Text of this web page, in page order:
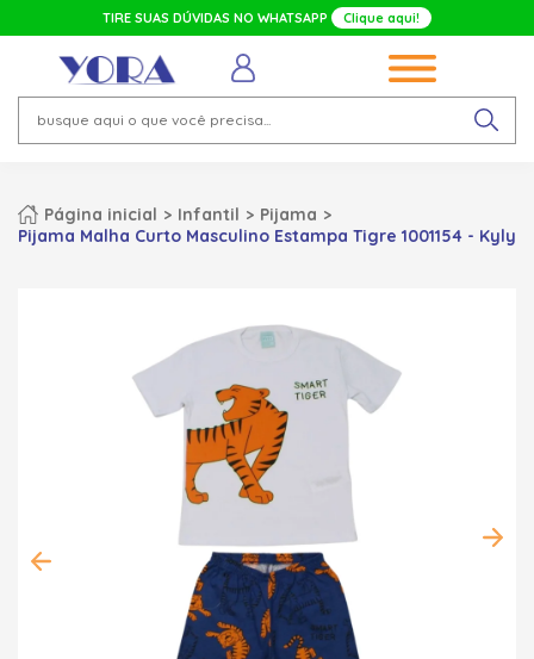
TIRE SUAS DÚVIDAS NO WHATSAPP Clique aqui!
Página inicial Infantil
Pijama
Pijama Malha Curto Masculino Estampa Tigre 1001154 - Kyly